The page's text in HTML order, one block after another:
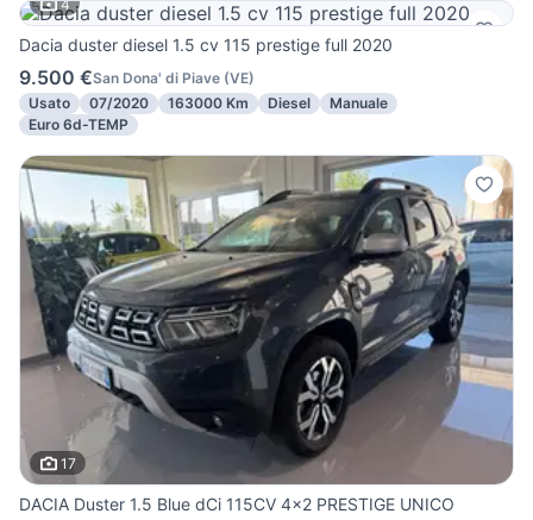
4
Dacia duster diesel 1.5 cv 115 prestige full 2020
9.500 €San Dona' di Piave (VE)
Usato
07/2020 163000 Km Diesel
Manuale
Euro 6d-TEMP
17
DACIA Duster 1.5 Blue dCi 115CV 4x2 PRESTIGE UNICO